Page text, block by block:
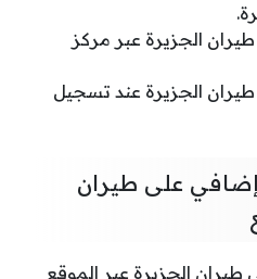
الجزيرة عبر مركز
الجزيرة عند تسجيل
على طيران
الجزيرة عبر الموقع